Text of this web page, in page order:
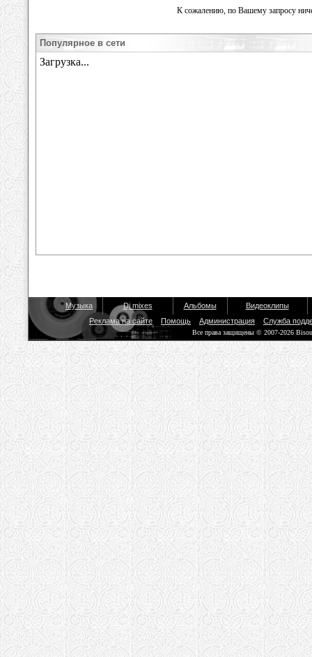
К сожалению, по Вашему запросу
Популярное в сети
Музыка Dj mixes Альбомы
Видеоклипы
Реклама на сайте
Помощь Администрация Служба
Все права защищены © 2007-2026